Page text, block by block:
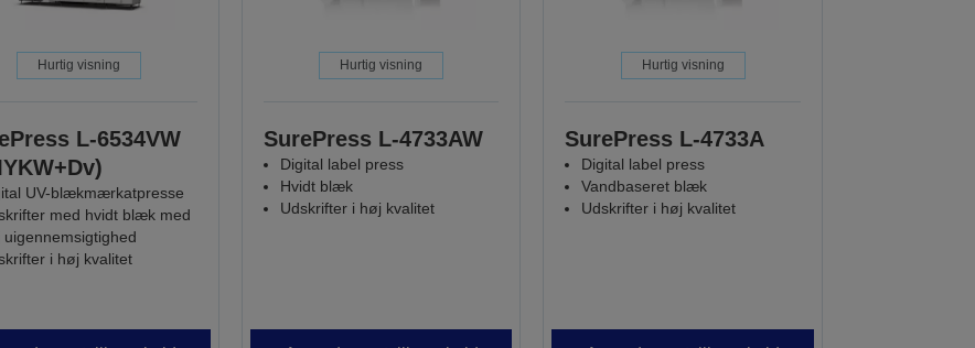
Hurtig visning
L-6534VW
UV-blækmærkatpresse
med hvidt blæk med
uigennemsigtighed
i høj kvalitet
Hurtig visning
SurePress L-4733AW
Digital label press
Hvidt blæk
Udskrifter i høj kvalitet
Hurtig visning
SurePress L-4733A
Digital label press
Vandbaseret blæk
Udskrifter i høj kvalitet